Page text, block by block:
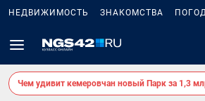
НЕДВИЖИМОСТЬ ЗНАКОМСТВА
Чем удивит кемеровчан новый Парк за 1,3